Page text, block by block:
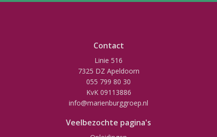
Contact
Linie 516
7325 DZ Apeldoorn
055 799 80 30
KvK 09113886
info@marienburggroep.nl
Veelbezochte pagina's